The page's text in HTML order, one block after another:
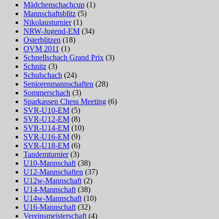
Mädchenschachcup (1)
Mannschaftsblitz (5)
Nikolausturnier(1)
NRW-Jugend-EM (34)
Osterblitzen (18)
OVM 2011 (1)
Schnellschach Grand Prix (3)
Schnitz (3)
Schulschach (24)
Seniorenmannschaften (28)
Sommerschach (3)
Sparkassen Chess Meeting (6)
SVR-U10-EM (5)
SVR-U12-EM (8)
SVR-U14-EM (10)
SVR-U16-EM (9)
SVR-U18-EM (6)
Tandemturnier(3)
U10-Mannschaft (38)
U12-Mannschaften (37)
U12w-Mannschaft (2)
U14-Mannschaft (38)
U14w-Mannschaft (10)
U16-Mannschaft (32)
Vereinsmeisterschaft (4)